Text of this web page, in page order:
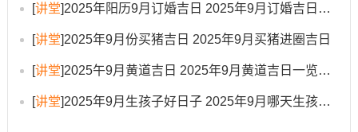
宜 :嫁娶、祭祀、祈福、求嗣、开光、出行、出火、拆卸、
修造、装修、动土、进人口、入宅、移徙、安床、开
市、交易、立券、挂匾、栽种、纳畜、入殓、安葬、除
[讲堂]2025年阳历9月订婚吉日 2025年9月订婚吉日有哪几天
[讲堂]2025年9月份买猪吉日 2025年9月买猪进圈吉日
[讲堂]2025午9月黄道吉日 2025年9月黄道吉日一览表大全
[讲堂]2025年9月生孩子好日子 2025年9月哪天生孩子比较好